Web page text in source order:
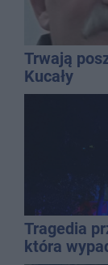
Trwają
Kucały
Tragedia
która